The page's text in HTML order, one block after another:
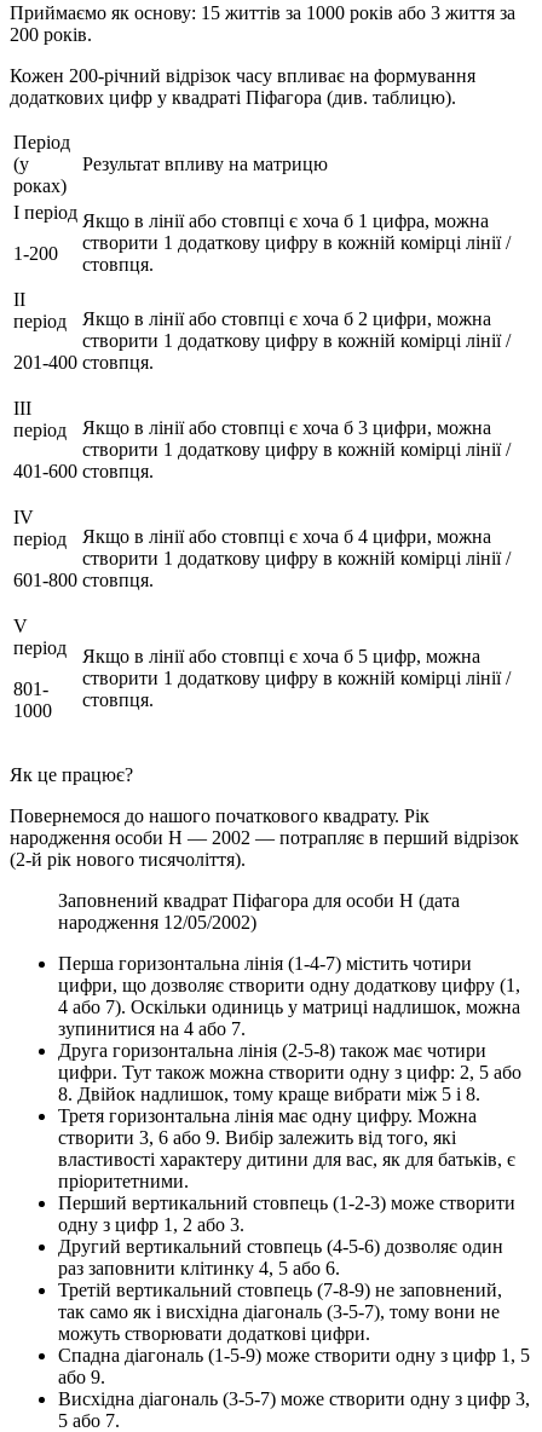
Приймаємо як основу: 15 життів за 1000 років або 3 життя за
200 років.
Кожен 200-річний відрізок часу впливає на формування
додаткових цифр у квадраті Піфагора (див. таблицю).
Період
(у
роках)
Результат впливу на матрицю
I період
1-200
Якщо в лінії або стовпці є хоча б 1 цифра, можна
створити 1 додаткову цифру в кожній комірці лінії /
стовпця.
II
період
201-400
Якщо в лінії або стовпці є хоча б 2 цифри, можна
створити 1 додаткову цифру в кожній комірці лінії /
стовпця.
III
період
401-600
Якщо в лінії або стовпці є хоча б 3 цифри, можна
створити 1 додаткову цифру в кожній комірці лінії /
стовпця.
IV
період
601-800
Якщо в лінії або стовпці є хоча б 4 цифри, можна
створити 1 додаткову цифру в кожній комірці лінії /
стовпця.
V
період
801-
1000
Якщо в лінії або стовпці є хоча б 5 цифр, можна
створити 1 додаткову цифру в кожній комірці лінії /
стовпця.
Як це працює?
Повернемося до нашого початкового квадрату. Рік
народження особи Н — 2002 — потрапляє в перший відрізок
(2-й рік нового тисячоліття).
Заповнений квадрат Піфагора для особи Н (дата
народження 12/05/2002)
Перша горизонтальна лінія (1-4-7) містить чотири
цифри, що дозволяє створити одну додаткову цифру (1,
4 або 7). Оскільки одиниць у матриці надлишок, можна
зупинитися на 4 або 7.
Друга горизонтальна лінія (2-5-8) також має чотири
цифри. Тут також можна створити одну з цифр: 2, 5 або
8. Двійок надлишок, тому краще вибрати між 5 і 8.
Третя горизонтальна лінія має одну цифру. Можна
створити 3, 6 або 9. Вибір залежить від того, які
властивості характеру дитини для вас, як для батьків, є
пріоритетними.
Перший вертикальний стовпець (1-2-3) може створити
одну з цифр 1, 2 або 3.
Другий вертикальний стовпець (4-5-6) дозволяє один
раз заповнити клітинку 4, 5 або 6.
Третій вертикальний стовпець (7-8-9) не заповнений,
так само як і висхідна діагональ (3-5-7), тому вони не
можуть створювати додаткові цифри.
Спадна діагональ (1-5-9) може створити одну з цифр 1, 5
або 9.
Висхідна діагональ (3-5-7) може створити одну з цифр 3,
5 або 7.